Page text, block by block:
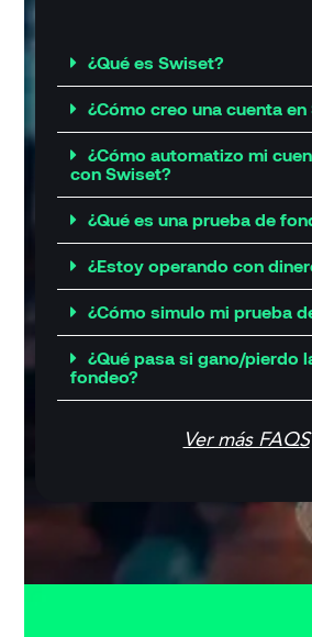
¿Qué es Swiset?
¿Cómo creo una cuenta en
¿Cómo automatizo mi
con Swiset?
¿Qué es una prueba de
¿Estoy operando con
¿Cómo simulo mi prueba
¿Qué pasa si gano/pierdo
fondeo?
Ver más FAQS